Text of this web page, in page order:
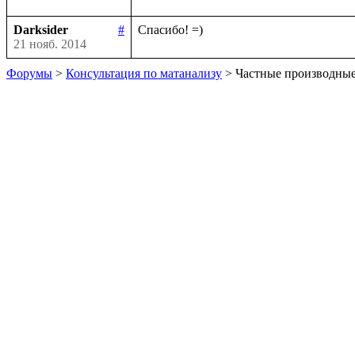
Darksider
#
21 нояб. 2014
Форумы > Консультация по матанализу > Частные